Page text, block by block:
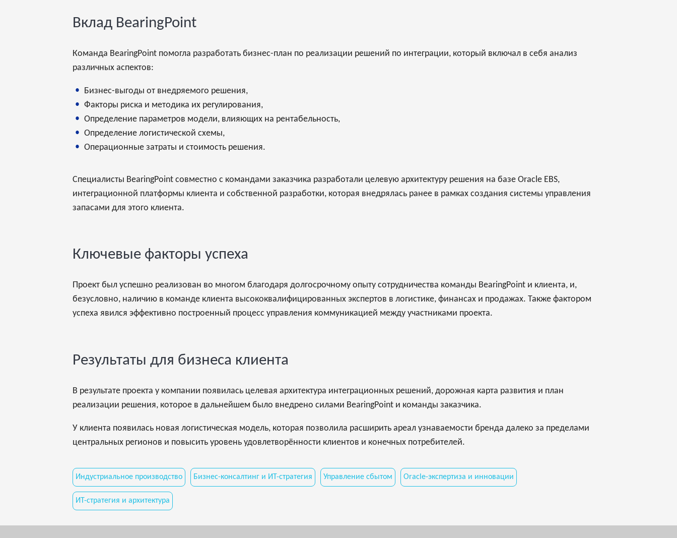
Вклад BearingPoint
Команда BearingPoint помогла разработать бизнес-план по реализации решений по интеграции, который включал в себя анализ
различных аспектов:
Бизнес-выгоды от внедряемого решения,
Факторы риска и методика их регулирования,
Определение параметров модели, влияющих на рентабельность,
Определение логистической схемы,
Операционные затраты и стоимость решения.
Специалисты BearingPoint совместно с командами заказчика разработали целевую архитектуру решения на базе Oracle EBS,
интеграционной платформы клиента и собственной разработки, которая внедрялась ранее в рамках создания системы управления
запасами для этого клиента.
Ключевые факторы успеха
Проект был успешно реализован во многом благодаря долгосрочному опыту сотрудничества команды BearingPoint и клиента, и,
безусловно, наличию в команде клиента высококвалифицированных экспертов в логистике, финансах и продажах. Также фактором
успеха явился эффективно построенный процесс управления коммуникацией между участниками проекта.
Результаты для бизнеса клиента
В результате проекта у компании появилась целевая архитектура интеграционных решений, дорожная карта развития и план
реализации решения, которое в дальнейшем было внедрено силами BearingPoint и команды заказчика.
У клиента появилась новая логистическая модель, которая позволила расширить ареал узнаваемости бренда далеко за пределами
центральных регионов и повысить уровень удовлетворённости клиентов и конечных потребителей.
Индустриальное производство Бизнес-консалтинг и ИТ-стратегия Управление сбытом Oracle-экспертиза и инновации
ИТ-стратегия и архитектура